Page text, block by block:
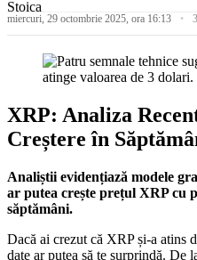
miercuri, 29 octombrie 2025, ora 16:13
XRP: Analiza
Creștere în
Analiștii evidențiază modele
ar putea crește prețul XRP cu
săptămâni.
Dacă ai crezut că XRP și-a atins
date ar putea să te surprindă. De